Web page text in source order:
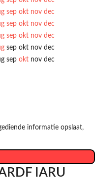
sep okt nov dec
sep okt nov dec
sep okt nov dec
sep okt nov dec
sep okt nov dec
informatie opslaat,
IARU